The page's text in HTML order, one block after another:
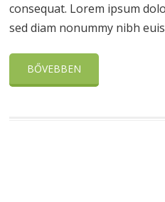
consequat. Lorem ipsum
sed diam nonummy nibh
BŐVEBBEN